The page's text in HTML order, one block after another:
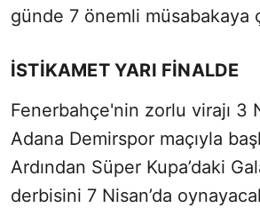
günde 7 önemli müsabakaya
İSTİKAMET YARI FİNALDE
Fenerbahçe'nin zorlu virajı 3
Adana Demirspor maçıyla
Ardından Süper Kupa’daki
derbisini 7 Nisan’da